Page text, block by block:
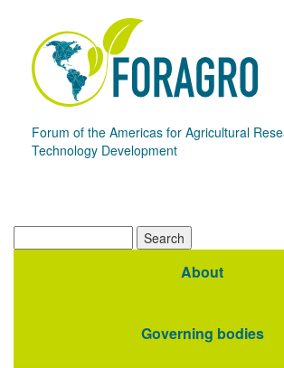
content
Forum of the Americas for Agricultural
Technology Development
cuenta
About
Governing bodies